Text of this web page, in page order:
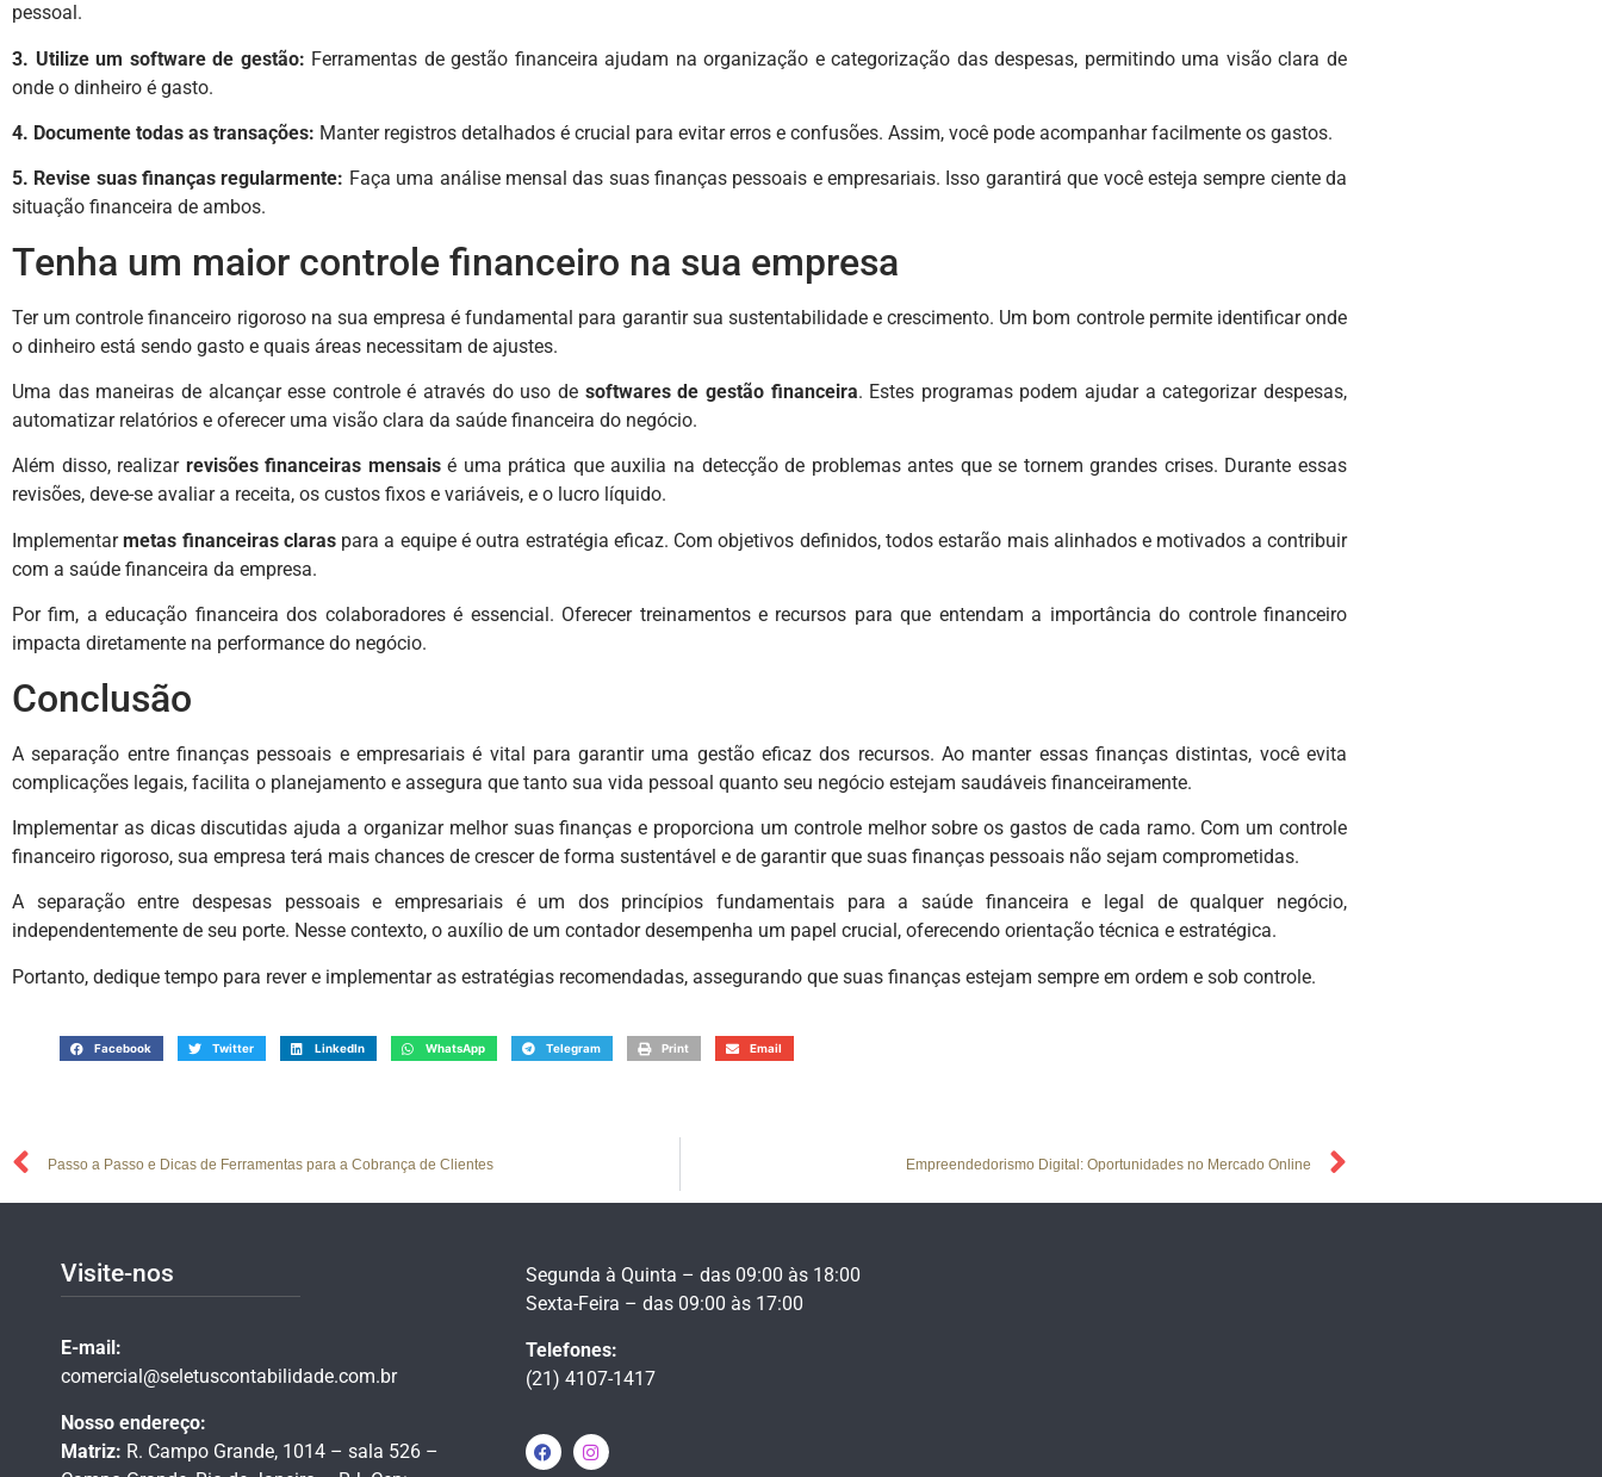
pessoal.
3. Utilize um software de gestão: Ferramentas de gestão financeira ajudam na organização e categorização das despesas, permitindo uma visão clara de
onde o dinheiro é gasto.
4. Documente todas as transações: Manter registros detalhados é crucial para evitar erros e confusões. Assim, você pode acompanhar facilmente os gastos.
5. Revise suas finanças regularmente: Faça uma análise mensal das suas finanças pessoais e empresariais. Isso garantirá que você esteja sempre ciente da
situação financeira de ambos.
Tenha um maior controle financeiro na sua empresa
Ter um controle financeiro rigoroso na sua empresa é fundamental para garantir sua sustentabilidade e crescimento. Um bom controle permite identificar onde
o dinheiro está sendo gasto e quais áreas necessitam de ajustes.
Uma das maneiras de alcançar esse controle é através do uso de softwares de gestão financeira. Estes programas podem ajudar a categorizar despesas,
automatizar relatórios e oferecer uma visão clara da saúde financeira do negócio.
Além disso, realizar revisões financeiras mensaisé uma prática que auxilia na detecção de problemas antes que se tornem grandes crises. Durante essas
revisões, deve-se avaliar a receita, os custos fixos e variáveis, e o lucro líquido.
Implementarmetas financeiras claraspara a equipe é outra estratégia eficaz. Com objetivos definidos, todos estarão mais alinhados e motivados a contribuir
com a saúde financeira da empresa.
Por fim, a educação financeira dos colaboradores é essencial. Oferecer treinamentos e recursos para que entendam a importância do controle financeiro
impacta diretamente na performance do negócio.
Conclusão
A separação entre finanças pessoais e empresariais é vital para garantir uma gestão eficaz dos recursos. Ao manter essas finanças distintas, você evita
complicações legais, facilita o planejamento e assegura que tanto sua vida pessoal quanto seu negócio estejam saudáveis financeiramente.
Implementar as dicas discutidas ajuda a organizar melhor suas finanças e proporciona um controle melhor sobre os gastos de cada ramo. Com um controle
financeiro rigoroso, sua empresa terá mais chances de crescer de forma sustentável e de garantir que suas finanças pessoais não sejam comprometidas.
A separação entre despesas pessoais e empresariais é um dos princípios fundamentais para a saúde financeira e legal de qualquer negócio,
independentemente de seu porte. Nesse contexto, o auxílio de um contador desempenha um papel crucial, oferecendo orientação técnica e estratégica.
Portanto, dedique tempo para rever e implementar as estratégias recomendadas, assegurando que suas finanças estejam sempre em ordem e sob controle.
Facebook Twitter LinkedIn WhatsApp Telegram Print Email
Passo a Passo e Dicas de Ferramentas para a Cobrança de Clientes Empreendedorismo Digital: Oportunidades no Mercado Online
Visite-nos
E-mail:
comercial@seletuscontabilidade.com.br
Nosso endereço:
Matriz: R. Campo Grande, 1014 – sala 526 –
Segunda à Quinta – das 09:00 às 18:00
Sexta-Feira – das 09:00 às 17:00
Telefones:
(21) 4107-1417